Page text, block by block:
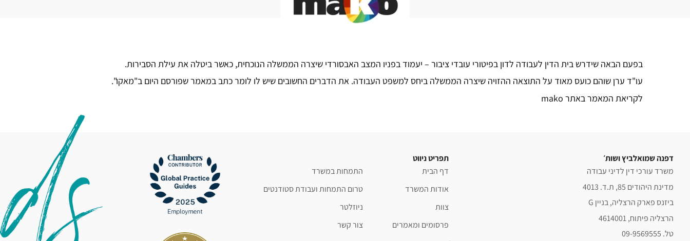
בפעם הבאה שידרש בית הדין לעבודה לדון בפיטורי עובדי ציבור – יעמוד בפניו המצב האבסורדי שיצרה הממשלה הנוכחית, כאשר ביטלה את עילת הסבירות.
עו"ד ערן שוהם כועס מאוד על התוצאה ההזויה שיצרה הממשלה ביחס למשפט העבודה. את הדברים החשובים שיש לו לומר כתב במאמר שפורסם היום ב"מאקו".
לקריאת המאמר באתר mako
דפנה שמואלביץ ושות׳
משרד עורכי דין לדיני עבודה
מדינת היהודים 85, ת.ד. 4013
ביזנס פארק הרצליה, בניין G
הרצליה פיתוח, 4614001
טל. 09-9569555
תפריט ניווט
דף הבית
אודות המשרד
צוות
פרסומים ומאמרים
התמחות במשרד
טרום התמחות ועבודת סטודנטים
ניוזלטר
צור קשר